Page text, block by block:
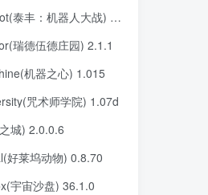
丰：机器人大战) 0.2.2
瑞德伍德庄园) 2.1.1
机器之心) 1.015
咒术师学院) 1.07d
城) 2.0.0.6
好莱坞动物) 0.8.70
宇宙沙盘) 36.1.0